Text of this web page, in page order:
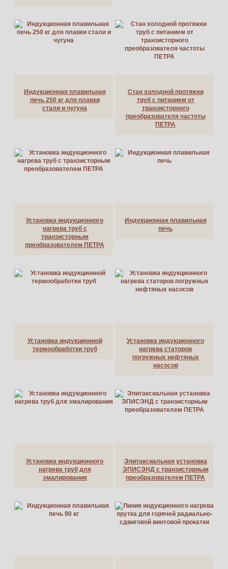
Индукционная плавильная
печь 250 кг для плавки
стали и чугуна
Стан холодной протяжки
труб с питанием от
транзисторного
преобразователя частоты
ПЕТРА
Установка индукционного
нагрева труб с
транзисторным
преобразователем ПЕТРА
Индукционная плавильная
печь
Установка индукционной
термообработки труб
Установка индукционного
нагрева статоров
погружных нефтяных
насосов
Установка индукционного
нагрева труб для
эмалирования
Эпитаксиальная установка
ЭПИСЭНД с транзисторным
преобразователем ПЕТРА